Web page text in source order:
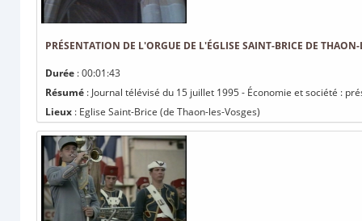
PRÉSENTATION DE L'ORGUE DE L'ÉGLISE SAINT-BRICE DE THAON-
Durée : 00:01:43
Résumé : Journal télévisé du 15 juillet 1995 - Économie et société :
Lieux : Eglise Saint-Brice (de Thaon-les-Vosges)